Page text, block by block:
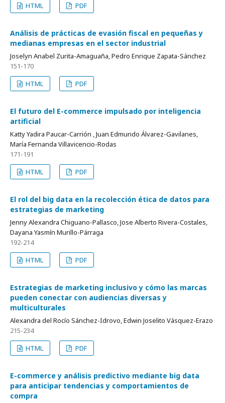
HTML
PDF
Análisis de prácticas de evasión fiscal en pequeñas y
medianas empresas en el sector industrial
Joselyn Anabel Zurita-Amaguaña, Pedro Enrique Zapata-Sánchez
151-170
HTML
PDF
El futuro del E-commerce impulsado por inteligencia
artificial
Katty Yadira Paucar-Carrión , Juan Edmundo Álvarez-Gavilanes,
María Fernanda Villavicencio-Rodas
171-191
HTML
PDF
El rol del big data en la recolección ética de datos para
estrategias de marketing
Jenny Alexandra Chiguano-Pallasco, Jose Alberto Rivera-Costales,
Dayana Yasmín Murillo-Párraga
192-214
HTML
PDF
Estrategias de marketing inclusivo y cómo las marcas
pueden conectar con audiencias diversas y
multiculturales
Alexandra del Rocío Sánchez-Idrovo, Edwin Joselito Vásquez-Erazo
215-234
HTML
PDF
E-commerce y análisis predictivo mediante big data
para anticipar tendencias y comportamientos de
compra